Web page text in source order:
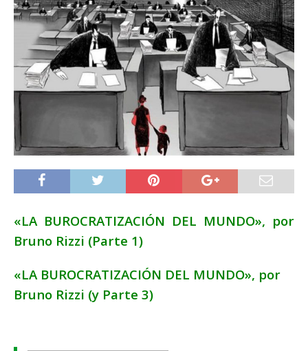
«LA BUROCRATIZACIÓN DEL MUNDO», por
Bruno Rizzi (Parte 1)
«LA BUROCRATIZACIÓN DEL MUNDO», por
Bruno Rizzi (y Parte 3)